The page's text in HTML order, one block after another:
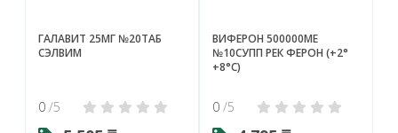
ГАЛАВИТ 25МГ №20ТАБ
СЭЛВИМ
0 /5
ВИФЕРОН 500000МЕ
№10СУПП РЕК ФЕРОН (+2°
+8°С)
0 /5